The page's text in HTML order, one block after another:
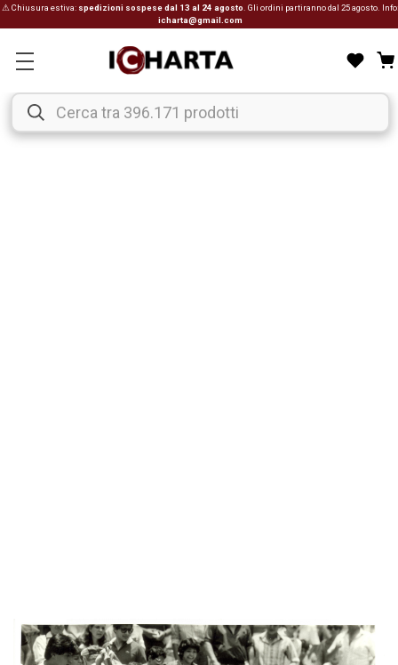
⚠ Chiusura estiva: spedizioni sospese dal 13 al 24 agosto . Gli ordini partiranno dal 25 agosto. Info:
icharta@gmail.com